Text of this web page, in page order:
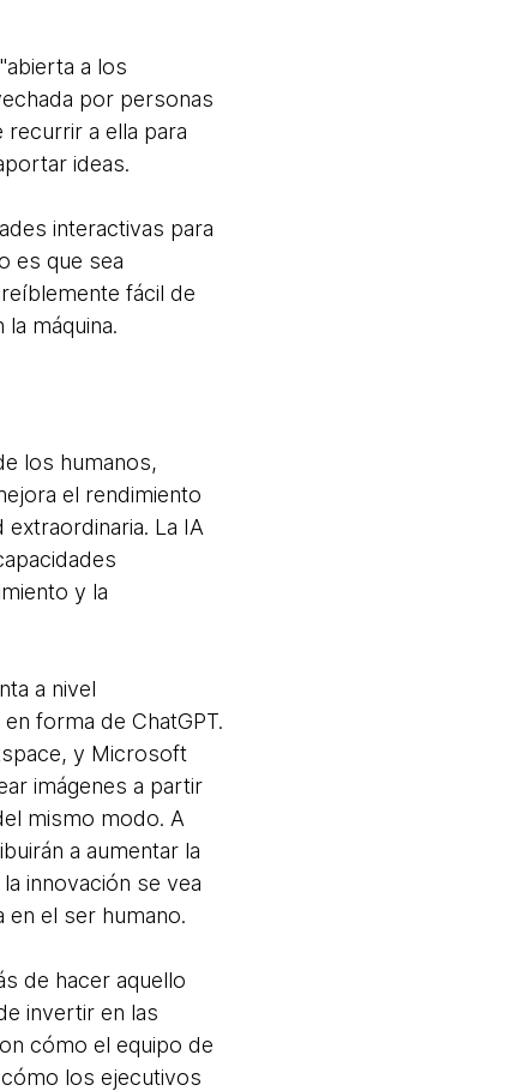
a los
por personas
a ella para
ideas.
interactivas para
es que sea
fácil de
máquina.
los humanos,
el rendimiento
La IA
y la
a nivel
forma de ChatGPT.
y Microsoft
imágenes a partir
mismo modo. A
a aumentar la
innovación se vea
el ser humano.
de hacer aquello
invertir en las
cómo el equipo de
los ejecutivos